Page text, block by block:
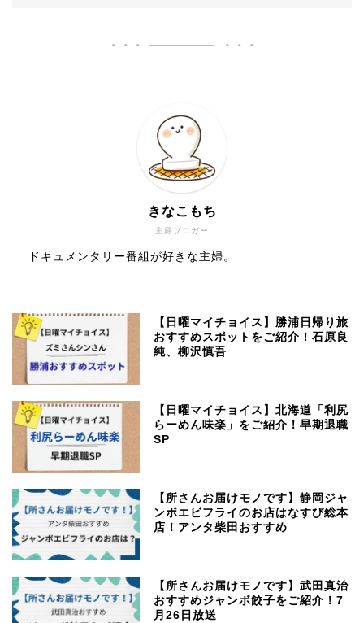
主婦ブロガー
きなこもち
ドキュメンタリー番組が好きな主婦。
【日曜マイチョイス】勝浦日帰り旅
おすすめスポットをご紹介！石原良
純、柳沢慎吾
【日曜マイチョイス】北海道「利尻
らーめん味楽」をご紹介！早期退職
SP
【所さんお届けモノです】静岡ジャ
ンボエビフライのお店はなすび総本
店！アンタ柴田おすすめ
【所さんお届けモノです】武田真治
おすすめジャンボ餃子をご紹介！7
月26日放送